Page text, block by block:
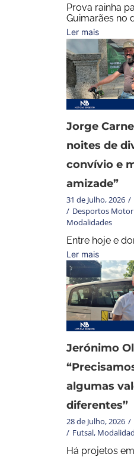
Prova rainha
Guimarães no
Ler mais
Jorge
noites de
convívio e
amizade”
31 de Julho, 2026 /
/ Desportos
Modalidades
Entre hoje e
Ler mais
Jerónimo
algumas
diferentes”
28 de Julho, 2026 /
/ Futsal,
Há projetos